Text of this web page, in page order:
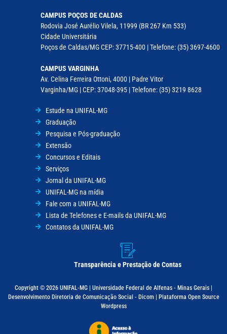
CAMPUS POÇOS DE CALDAS
Rodovia José Aurélio Vilela, 11999 (BR 267 Km 533)
Cidade Universitária
Poços de Caldas/MG CEP: 37715-400 | Telefone: (35) 3697-4600
CAMPUS VARGINHA
Av. Celina Ferreira Ottoni, 4000 | Padre Vitor
Varginha/MG | CEP: 37048-395 | Telefone: (35) 3219 8628
Estude na UNIFAL-MG
Graduação
Pesquisa e Pós-graduação
Extensão
Concursos e Editais
Serviços
Jornal da UNIFAL-MG
UNIFAL-MG na mídia
Fale com a UNIFAL-MG
Lista de Telefones e E-mails da UNIFAL-MG
Contatos da UNIFAL-MG
Transparência e Prestação de Contas
Copyright © 2026 UNIFAL-MG | Universidade Federal de Alfenas - Minas Gerais |
Desenvolvimento Diretoria de Comunicação Social - Dicom | Plataforma Open Source
Wordpress